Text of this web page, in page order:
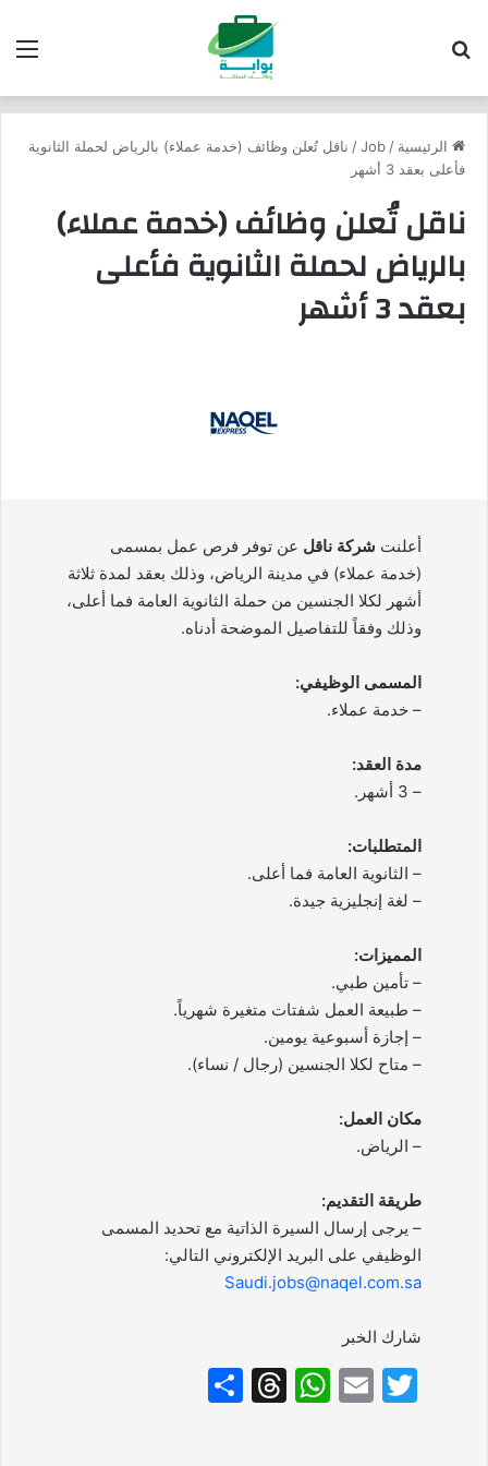
الرئيسية /
Job
/ ناقل تُعلن وظائف (خدمة عملاء) بالرياض لحملة الثانوية
فأعلى بعقد 3 أشهر
ناقل تُعلن وظائف (خدمة عملاء)
بالرياض لحملة الثانوية فأعلى
بعقد 3 أشهر
أعلنت شركة ناقل عن توفر فرص عمل بمسمى
(خدمة عملاء) في مدينة الرياض، وذلك بعقد لمدة ثلاثة
أشهر لكلا الجنسين من حملة الثانوية العامة فما أعلى،
وذلك وفقاً للتفاصيل الموضحة أدناه.
المسمى الوظيفي:
– خدمة عملاء.
مدة العقد:
– 3 أشهر.
المتطلبات:
– الثانوية العامة فما أعلى.
– لغة إنجليزية جيدة.
المميزات:
– تأمين طبي.
– طبيعة العمل شفتات متغيرة شهرياً.
– إجازة أسبوعية يومين.
– متاح لكلا الجنسين (رجال / نساء).
مكان العمل:
– الرياض.
طريقة التقديم:
– يرجى إرسال السيرة الذاتية مع تحديد المسمى
الوظيفي على البريد الإلكتروني التالي:
Saudi.jobs@naqel.com.sa
شارك الخبر
T
E
W
T